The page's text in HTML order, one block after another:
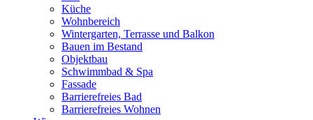
Küche
Wohnbereich
Wintergarten, Terrasse und Balkon
Bauen im Bestand
Objektbau
Schwimmbad & Spa
Fassade
Barrierefreies Bad
Barrierefreies Wohnen